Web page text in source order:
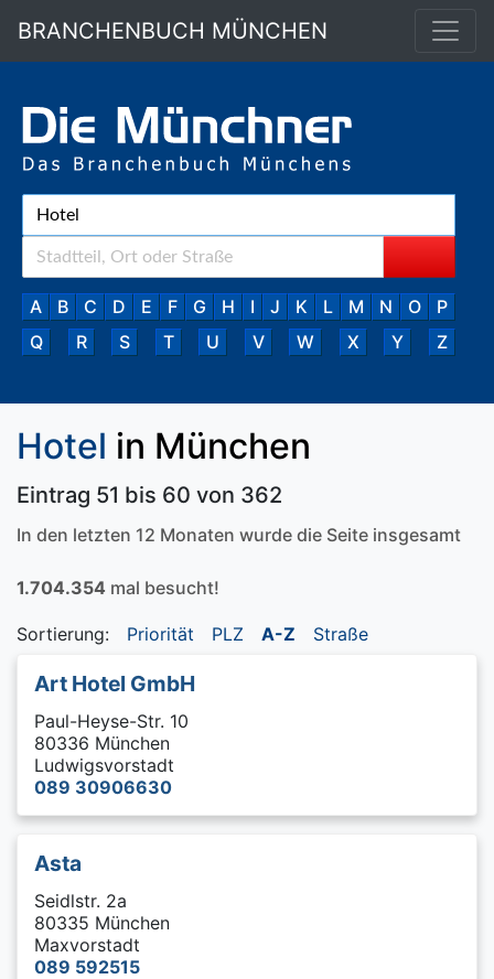
BRANCHENBUCH MÜNCHEN
A B C D E F G H I J K L M N O
P
Q
R S T U V W X Y Z
Hotel in München
Eintrag 51 bis 60 von 362
In den letzten 12 Monaten wurde die Seite insgesamt
1.704.354 mal besucht!
Sortierung: Priorität PLZ A-Z Straße
Art Hotel GmbH
Paul-Heyse-Str. 10
80336 München
Ludwigsvorstadt
089 30906630
Asta
Seidlstr. 2a
80335 München
Maxvorstadt
089 592515